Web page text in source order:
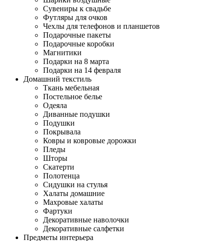
Сувениры к свадьбе
Футляры для очков
Чехлы для телефонов и планшетов
Подарочные пакеты
Подарочные коробки
Магнитики
Подарки на 8 марта
Подарки на 14 февраля
Домашний текстиль
Ткань мебельная
Постельное белье
Одеяла
Диванные подушки
Подушки
Покрывала
Ковры и ковровые дорожки
Пледы
Шторы
Скатерти
Полотенца
Сидушки на стулья
Халаты домашние
Махровые халаты
Фартуки
Декоративные наволочки
Декоративные салфетки
Предметы интерьера